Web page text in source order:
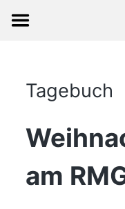
Tagebuch
am